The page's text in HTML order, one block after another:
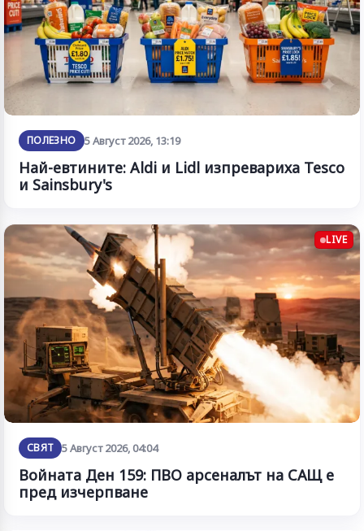
ПОЛЕЗНО 5 Август 2026, 13:19
Най-евтините: Aldi и Lidl изпревариха Tesco
и Sainsbury's
LIVE
СВЯТ 5 Август 2026, 04:04
Войната Ден 159: ПВО арсеналът на САЩ е
пред изчерпване